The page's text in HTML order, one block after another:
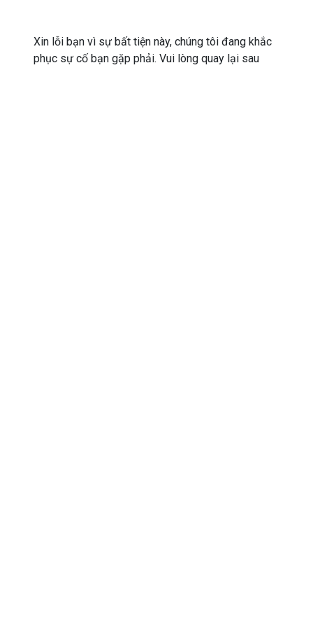
Xin lỗi bạn vì sự bất tiện này, chúng tôi đang khắc
phục sự cố bạn gặp phải. Vui lòng quay lại sau